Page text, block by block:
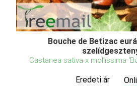
Bouche de Betizac
Castanea sativa x mollissima
Eredeti ár